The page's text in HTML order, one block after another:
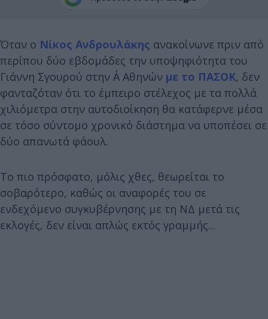
Όταν ο Νίκος Ανδρουλάκης ανακοίνωνε πριν από
περίπου δύο εβδομάδες την υποψηφιότητα του
Γιάννη Σγουρού στην Α΄ Αθηνών με το ΠΑΣΟΚ, δεν
φανταζόταν ότι το έμπειρο στέλεχος με τα πολλά
χιλιόμετρα στην αυτοδιοίκηση θα κατάφερνε μέσα
σε τόσο σύντομο χρονικό διάστημα να υποπέσει σε
δύο απανωτά φάουλ.
Το πιο πρόσφατο, μόλις χθες, θεωρείται το
σοβαρότερο, καθώς οι αναφορές του σε
ενδεχόμενο συγκυβέρνησης με τη ΝΔ μετά τις
εκλογές, δεν είναι απλώς εκτός γραμμής...